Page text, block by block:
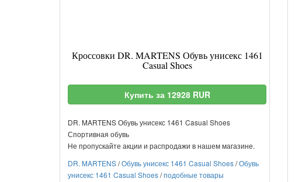
Кроссовки DR. MARTENS Обувь унисекс 1461
Casual Shoes
Купить за 12928 RUR
DR. MARTENS Обувь унисекс 1461 Casual Shoes
Спортивная обувь
Не пропускайте акции и распродажи в нашем магазине.
DR. MARTENS/Обувь унисекс 1461 Casual Shoes/Обувь
унисекс 1461 Casual Shoes/подобные товары